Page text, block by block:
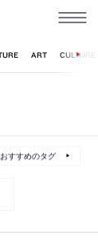
おすすめのタグ